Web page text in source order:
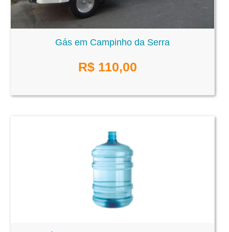
Gás em Campinho da Serra
R$ 110,00